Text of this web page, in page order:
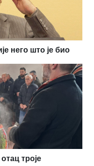
него што је био
троје